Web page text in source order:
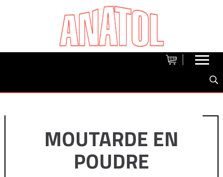
MOUTARDE EN
POUDRE